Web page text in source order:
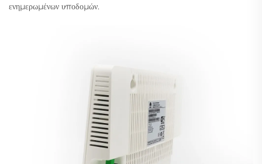
ενημερωμένων υποδομών.